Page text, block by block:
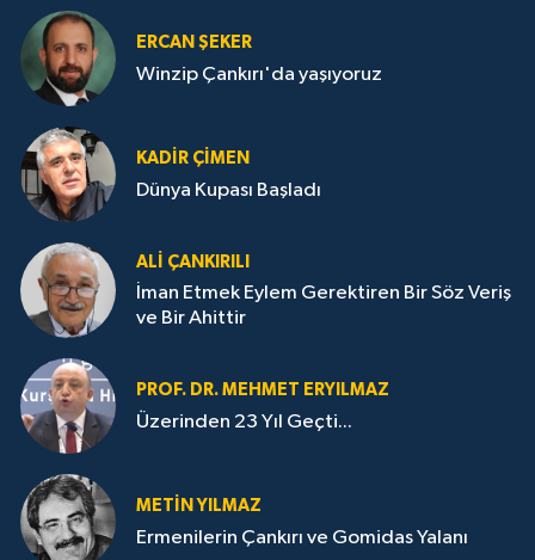
ERCAN ŞEKER
Winzip Çankırı'da yaşıyoruz
KADIR ÇIMEN
Dünya Kupası Başladı
ALI ÇANKIRILI
İman Etmek Eylem Gerektiren Bir Söz Veriş
ve Bir Ahittir
PROF. DR. MEHMET ERYILMAZ
Üzerinden 23 Yıl Geçti...
METIN YILMAZ
Ermenilerin Çankırı ve Gomidas Yalanı